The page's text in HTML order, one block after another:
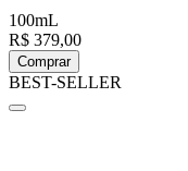
100mL
R$ 379,00
Comprar
BEST-SELLER